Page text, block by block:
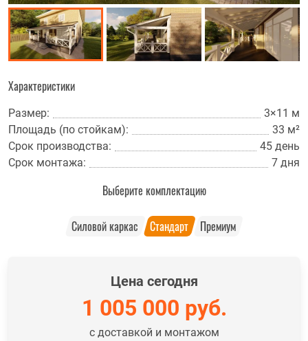
Характеристики
Размер:
3×11 м
Площадь (по стойкам):
33 м²
Срок производства:
45 день
Срок монтажа:
7 дня
Выберите комплектацию
Силовой каркас Стандарт Премиум
Цена сегодня
1 005 000 руб.
с доставкой и монтажом